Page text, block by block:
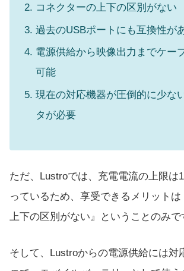
コネクターの上下の区別がない
過去のUSBポートにも互換性が
電源供給から映像出力までケー
可能
現在の対応機器が圧倒的に少な
タが必要
ただ、Lustroでは、充電電流の上限は
っているため、享受できるメリット
上下の区別がない』ということのみで
そして、Lustroからの電源供給には対